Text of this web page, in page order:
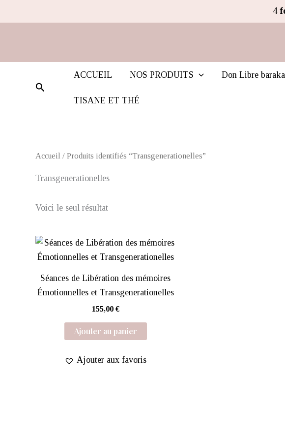
au
4
Rechercher
ACCUEIL NOS PRODUITS Don Libre baraka
TISANE ET THÉ
Accueil / Produits identifiés “Transgenerationelles”
Transgenerationelles
Voici le seul résultat
Séances de Libération des mémoires
Émotionnelles et Transgenerationelles
155,00 €
Ajouter au panier
Ajouter aux favoris